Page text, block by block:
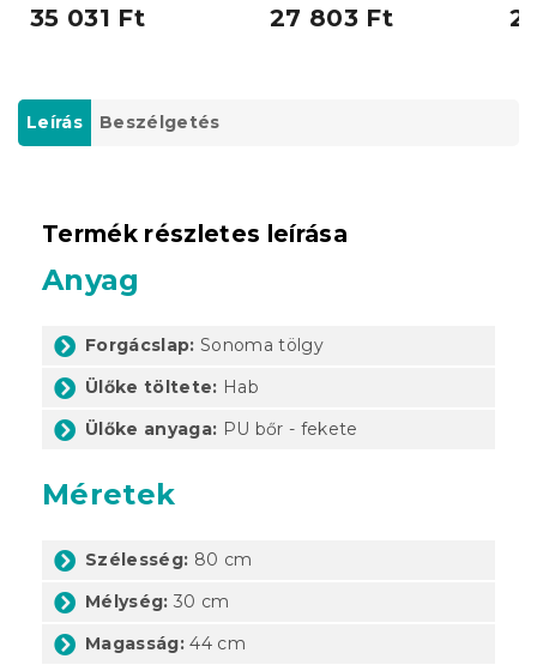
35 031 Ft 27 803 Ft
Leírás Beszélgetés
Termék részletes leírása
Anyag
Forgácslap: Sonoma tölgy
Ülőke töltete: Hab
Ülőke anyaga: PU bőr - fekete
Méretek
Szélesség: 80 cm
Mélység: 30 cm
Magasság: 44 cm